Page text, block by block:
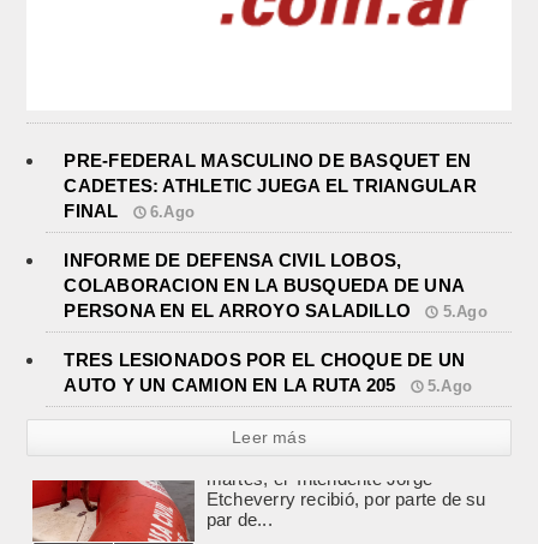
PRE-FEDERAL MASCULINO DE BASQUET EN
CADETES: ATHLETIC JUEGA EL TRIANGULAR
FINAL
6.Ago
INFORME DE DEFENSA CIVIL LOBOS,
COLABORACION EN LA BUSQUEDA DE UNA
PERSONA EN EL ARROYO SALADILLO
5.Ago
TRES LESIONADOS POR EL CHOQUE DE UN
AUTO Y UN CAMION EN LA RUTA 205
5.Ago
Leer más
TRES LESIONADOS POR EL
CHOQUE DE UN AUTO Y UN